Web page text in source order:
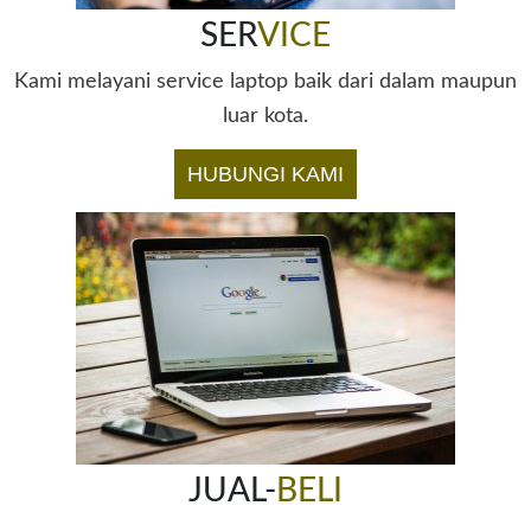
SERVICE
Kami melayani service laptop baik dari dalam maupun
luar kota.
HUBUNGI KAMI
JUAL- BELI